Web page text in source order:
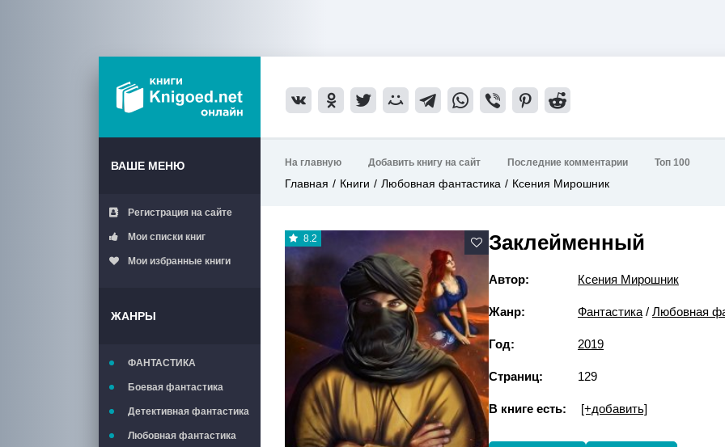
ВАШЕ МЕНЮ
Регистрация на сайте
Мои списки книг
Мои избранные книги
ЖАНРЫ
ФАНТАСТИКА
Боевая фантастика
Детективная фантастика
Любовная фантастика
На главную Добавить книгу на сайт Последние комментарии Топ 100
Главная Книги Любовная фантастика Ксения Мирошник
8.2 Заклейменный
Автор: Ксения Мирошник
Жанр: Фантастика / Любовная
Год: 2019
Страниц: 129
В книге есть: [+добавить]